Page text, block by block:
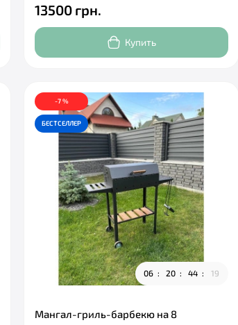
13500 грн.
Купить
-7 %
БЕСТСЕЛЛЕР
06 20 44 17
Мангал-гриль-барбекю на 8